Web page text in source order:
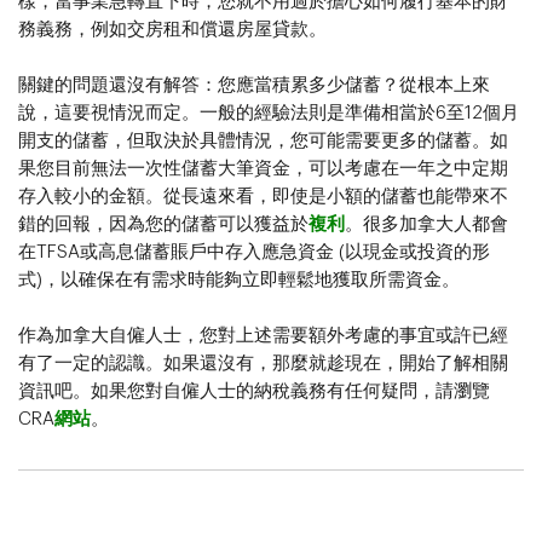
務義務，例如交房租和償還房屋貸款。
關鍵的問題還沒有解答：您應當積累多少儲蓄？從根本上來
說，這要視情況而定。一般的經驗法則是準備相當於6至12個月
開支的儲蓄，但取決於具體情況，您可能需要更多的儲蓄。如
果您目前無法一次性儲蓄大筆資金，可以考慮在一年之中定期
存入較小的金額。從長遠來看，即使是小額的儲蓄也能帶來不
錯的回報，因為您的儲蓄可以獲益於複利 。很多加拿大人都會
在TFSA或高息儲蓄賬戶中存入應急資金 (以現金或投資的形
式)，以確保在有需求時能夠立即輕鬆地獲取所需資金。
作為加拿大自僱人士，您對上述需要額外考慮的事宜或許已經
有了一定的認識。如果還沒有，那麼就趁現在，開始了解相關
資訊吧。如果您對自僱人士的納稅義務有任何疑問，請瀏覽
CRA網站。